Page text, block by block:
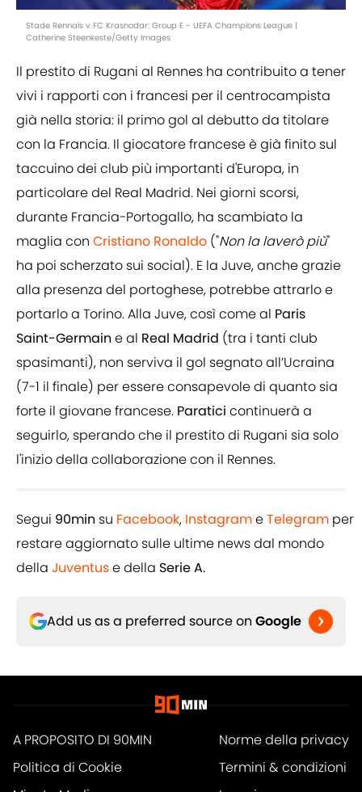
Stade Rennais v FC Krasnodar: Group E - UEFA Champions League |
Catherine Steenkeste/Getty Images
Il prestito di Rugani al Rennes ha contribuito a tener
vivi i rapporti con i francesi per il centrocampista
già nella storia: il primo gol al debutto da titolare
con la Francia. Il giocatore francese è già finito sul
taccuino dei club più importanti d'Europa, in
particolare del Real Madrid. Nei giorni scorsi,
durante Francia-Portogallo, ha scambiato la
maglia con Cristiano Ronaldo ("Non la laverò più"
ha poi scherzato sui social). E la Juve, anche grazie
alla presenza del portoghese, potrebbe attrarlo e
portarlo a Torino. Alla Juve, così come al Paris
Saint-Germain e al Real Madrid (tra i tanti club
spasimanti), non serviva il gol segnato all’Ucraina
(7-1 il finale) per essere consapevole di quanto sia
forte il giovane francese. Paratici continuerà a
seguirlo, sperando che il prestito di Rugani sia solo
l'inizio della collaborazione con il Rennes.
Segui 90min su Facebook, InstagrameTelegram per
restare aggiornato sulle ultime news dal mondo
della Juventuse della Serie A.
Add us as a preferred source on Google
A PROPOSITO DI 90MIN
Norme della privacy
Politica di Cookie
Termini & condizioni